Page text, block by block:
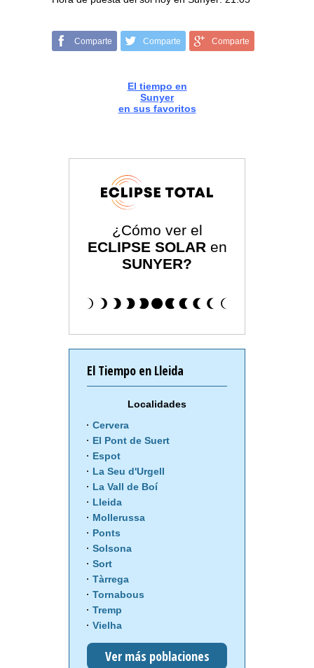
Comparte Comparte Comparte
El tiempo en
Sunyer
en sus favoritos
¿Cómo ver el
ECLIPSE SOLAR en
SUNYER?
El Tiempo en Lleida
Localidades
Cervera
El Pont de Suert
Espot
La Seu d'Urgell
La Vall de Boí
Lleida
Mollerussa
Ponts
Solsona
Sort
Tàrrega
Tornabous
Tremp
Vielha
Ver más poblaciones